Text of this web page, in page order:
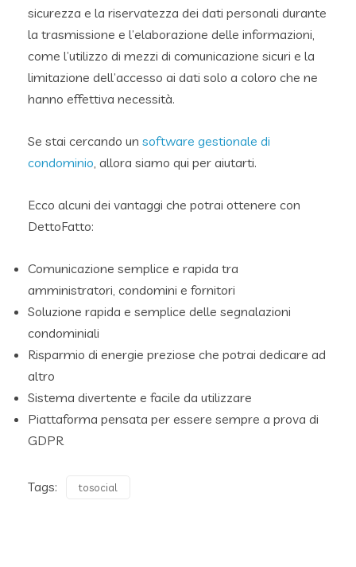
sicurezza e la riservatezza dei dati personali durante
la trasmissione e l’elaborazione delle informazioni,
come l’utilizzo di mezzi di comunicazione sicuri e la
limitazione dell’accesso ai dati solo a coloro che ne
hanno effettiva necessità.
Se stai cercando un software gestionale di
condominio , allora siamo qui per aiutarti.
Ecco alcuni dei vantaggi che potrai ottenere con
DettoFatto:
Comunicazione semplice e rapida tra
amministratori, condomini e fornitori
Soluzione rapida e semplice delle segnalazioni
condominiali
Risparmio di energie preziose che potrai dedicare ad
altro
Sistema divertente e facile da utilizzare
Piattaforma pensata per essere sempre a prova di
GDPR
Tags: tosocial